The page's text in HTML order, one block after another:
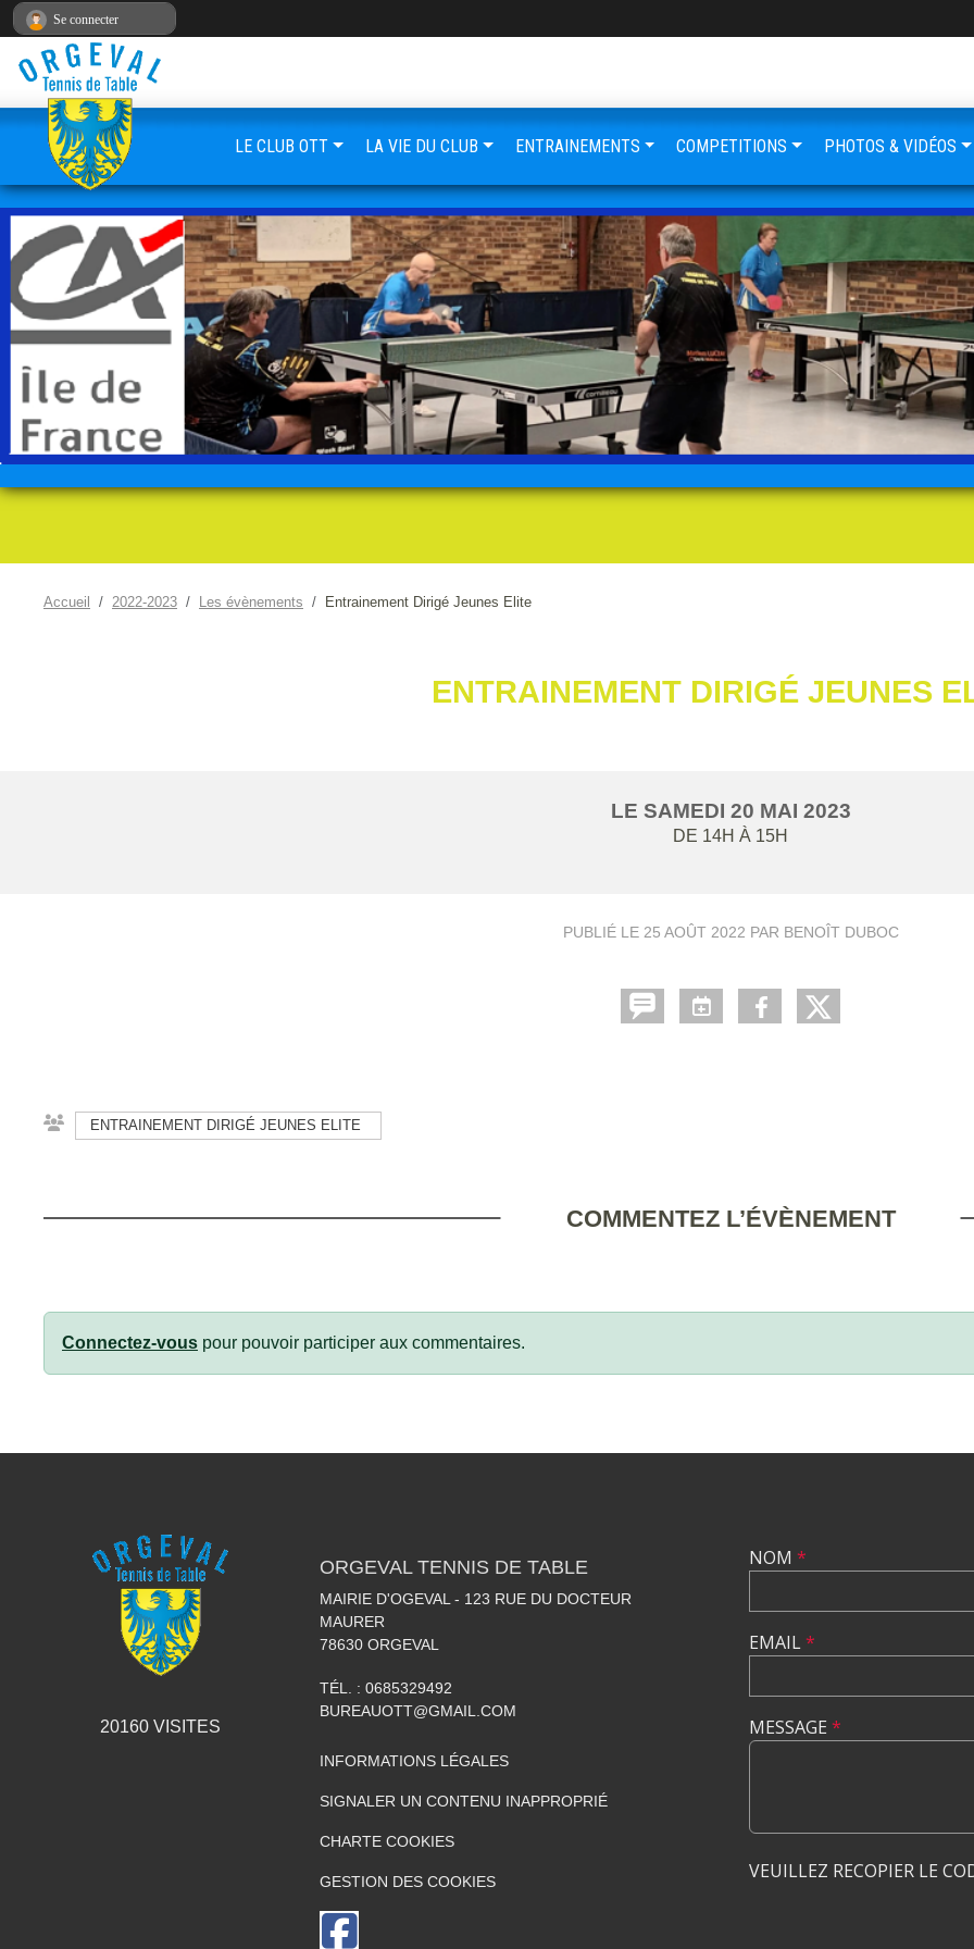
Accueil 2022-2023 Les évènements Entrainement Dirigé Jeunes Elite
ENTRAINEMENT DIRIGÉ JEUNES
LE SAMEDI 20 MAI 2023
DE 14H À 15H
PUBLIÉ LE 25 AOÛT 2022 PAR BENOÎT DUBOC
ENTRAINEMENT DIRIGÉ JEUNES ELITE
COMMENTEZ L’ÉVÈNEMENT
Connectez-vous pour pouvoir participer aux commentaires.
LE CLUB OTT LA VIE DU CLUB ENTRAINEMENTS COMPETITIONS PHOTOS & VIDÉOS
20160VISITES
ORGEVAL TENNIS DE TABLE
MAIRIE D'OGEVAL - 123 RUE DU DOCTEUR
MAURER
78630 ORGEVAL
TÉL. : 0685329492
BUREAUOTT@GMAIL.COM
INFORMATIONS LÉGALES
SIGNALER UN CONTENU INAPPROPRIÉ
CHARTE COOKIES
GESTION DES COOKIES
NOM *
EMAIL*
MESSAGE *
VEUILLEZ RECOPIER LE
Se connecter
Panneau de gestion des cookies